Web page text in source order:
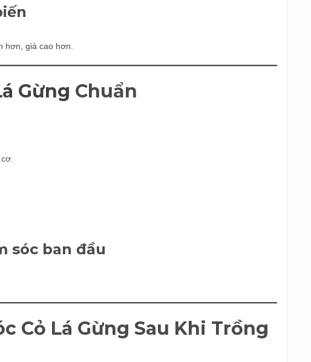
hơn, giá cao hơn.
Gừng Chuẩn
sóc ban đầu
Cỏ Lá Gừng Sau Khi Trồng